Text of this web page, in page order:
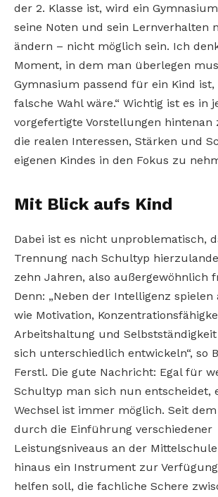
der 2. Klasse ist, wird ein
seine Noten und sein Lernverhalten
ändern – nicht möglich sein. Ich
Moment, in dem man überlegen
Gymnasium passend für ein Kind ist,
falsche Wahl wäre.“ Wichtig ist es in
vorgefertigte Vorstellungen hintenan
die realen Interessen, Stärken und
eigenen Kindes in den Fokus zu
Mit Blick aufs Kind
Dabei ist es nicht unproblematisch,
Trennung nach Schultyp
zehn Jahren, also außergewöhnlich
Denn: „Neben der Intelligenz spielen
wie Motivation,
Arbeitshaltung und Selbstständigkeit
sich unterschiedlich entwickeln“, so
Ferstl. Die gute Nachricht: Egal für
Schultyp man sich nun entscheidet,
Wechsel ist immer möglich. Seit
durch die Einführung verschiedener
Leistungsniveaus an der
hinaus ein Instrument zur
helfen soll, die fachliche Schere